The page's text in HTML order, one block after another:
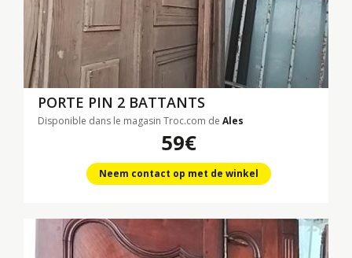
PORTE PIN 2 BATTANTS
Disponible dans le magasin Troc.com de Ales
59€
Neem contact op met de winkel